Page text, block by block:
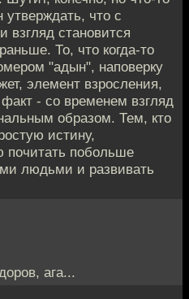
что с
взгляд становится
То, что когда-то
"адын", наповерку
элемент взросления,
- со временем взгляд
образом. Тем, кто
истину,
почитать побольше
людьми и развивать
ага...